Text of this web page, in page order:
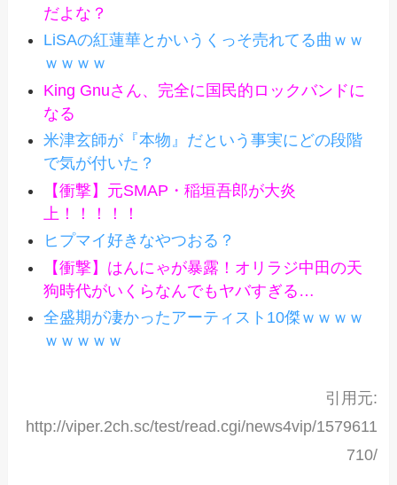
だよな？
LiSAの紅蓮華とかいうくっそ売れてる曲ｗｗ
ｗｗｗｗ
King Gnuさん、完全に国民的ロックバンドに
なる
米津玄師が『本物』だという事実にどの段階
で気が付いた？
【衝撃】元SMAP・稲垣吾郎が大炎
上！！！！！
ヒプマイ好きなやつおる？
【衝撃】はんにゃが暴露！オリラジ中田の天
狗時代がいくらなんでもヤバすぎる…
全盛期が凄かったアーティスト10傑ｗｗｗｗ
ｗｗｗｗｗ
引用元:
http://viper.2ch.sc/test/read.cgi/news4vip/1579611
710/